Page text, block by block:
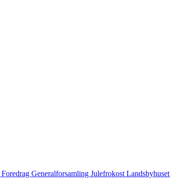
Foredrag Generalforsamling Julefrokost Landsbyhuset